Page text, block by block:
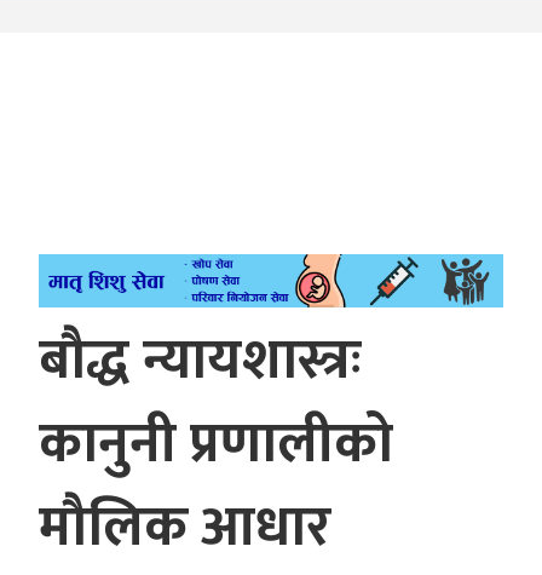
बौद्ध न्यायशास्त्रः
कानुनी प्रणालीको
मौलिक आधार